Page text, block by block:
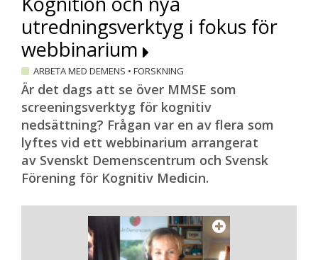
utredningsverktyg i fokus för
webbinarium
ARBETA MED DEMENS • FORSKNING
Är det dags att se över MMSE som
screeningsverktyg för kognitiv
nedsättning? Frågan var en av flera som
lyftes vid ett webbinarium arrangerat
av Svenskt Demenscentrum och Svensk
Förening för Kognitiv Medicin.